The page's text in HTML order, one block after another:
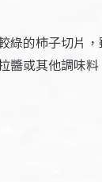
的柿子切片
或其他調味